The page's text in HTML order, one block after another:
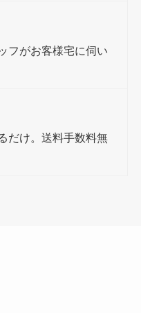
フがお客様宅に伺い
だけ。送料手数料無